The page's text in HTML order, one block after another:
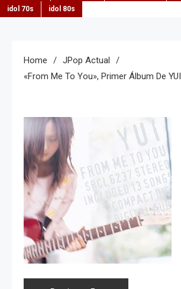
idol 70s
idol 80s
Home
JPop Actual
«From Me To You», Primer Álbum De YUI